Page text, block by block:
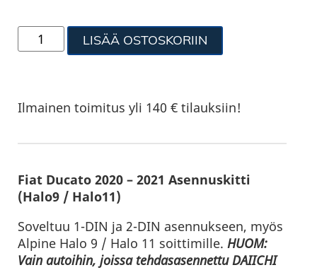
LISÄÄ OSTOSKORIIN
Ilmainen toimitus yli 140 € tilauksiin!
Fiat Ducato 2020 – 2021 Asennuskitti
(Halo9 / Halo11)
Soveltuu 1-DIN ja 2-DIN asennukseen, myös
Alpine Halo 9 / Halo 11 soittimille.HUOM:
Vain autoihin, joissa tehdasasennettu DAIICHI